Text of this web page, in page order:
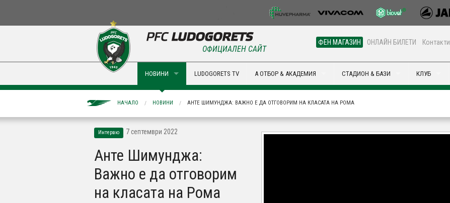
ФЕН МАГАЗИН ОНЛАЙН БИЛЕТИ Контакти
ОФИЦИАЛЕН САЙТ
НОВИНИ LUDOGORETS TV А ОТБОР & АКАДЕМИЯ СТАДИОН & БАЗИ КЛУБ
НАЧАЛО НОВИНИ АНТЕ ШИМУНДЖА: ВАЖНО Е ДА ОТГОВОРИМ НА КЛАСАТА НА РОМА
Интервю 7 септември 2022
Анте Шимунджа:
Важно е да отговорим
на класата на Рома